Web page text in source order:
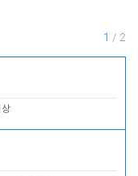
1 / 2
상